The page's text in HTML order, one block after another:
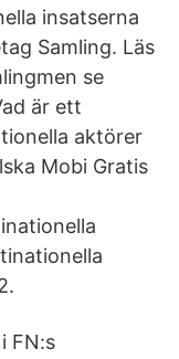
insatserna
Samling. Läs
se
är ett
aktörer
Mobi Gratis
FN:s